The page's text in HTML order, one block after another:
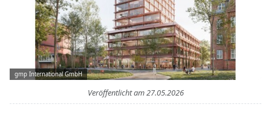
gmp International GmbH
Veröffentlicht am27.05.2026